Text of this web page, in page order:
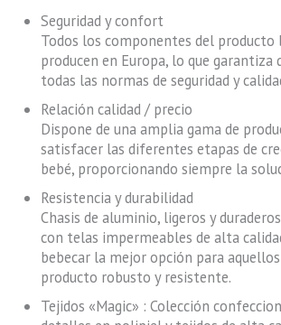
Seguridad y confort
Todos los componentes del producto
producen en Europa, lo que garantiza
todas las normas de seguridad y
Relación calidad / precio
Dispone de una amplia gama de
satisfacer las diferentes etapas de
bebé, proporcionando siempre la
Resistencia y durabilidad
Chasis de aluminio, ligeros y
con telas impermeables de alta
bebecar la mejor opción para
producto robusto y resistente.
Tejidos «Magic» : Colección